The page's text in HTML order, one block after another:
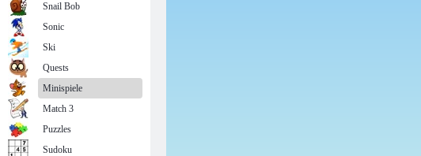
Snail Bob
Sonic
Ski
Quests
Minispiele
Match 3
Puzzles
Sudoku